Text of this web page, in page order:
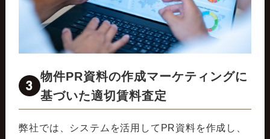
3
物件PR資料の作成マーケティングに
基づいた適切賃料査定
弊社では、システムを活用してPR資料を作成し、